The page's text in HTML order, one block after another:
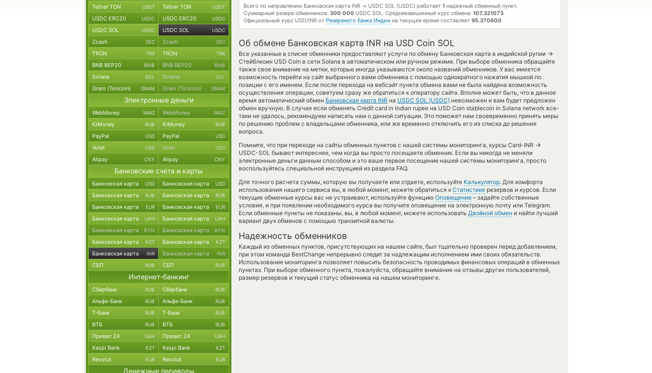
Всего по направлению Банковская карта INR → USDC SOL (USDC) работает 1 надежный обменный пункт.
Суммарный резерв обменников: 300 000 USDC SOL. Средневзвешенный курс обмена: 107.321073
Официальный курс USD/INR от Резервного банка Индии на текущее время составляет 95.370600
Об обмене Банковская карта INR на USD Coin SOL
Все указанные в списке обменники предоставляют услуги по обмену Банковская карта в индийской рупии →
Стейблкоин USD Coin в сети Solana в автоматическом или ручном режиме. При выборе обменника обращайте
также свое внимание на метки, которые иногда указываются около названий обменников. У вас имеется
возможность перейти на сайт выбранного вами обменника с помощью однократного нажатия мышкой по
позиции с его именем. Если после перехода на вебсайт пункта обмена вами не была найдена возможность
осуществления операции, советуем сразу же обратиться к оператору сайта. Вполне может быть, что в данное
время автоматический обмен Банковская карта INR на USDC SOL (USDC) невозможен и вам будет предложен
обмен вручную. В случае если обменять Credit card in Indian rupee на USD Coin stablecoin in Solana network все-
таки не удалось, рекомендуем написать нам о данной ситуации. Это поможет нам своевременно принять меры
по решению проблем с владельцами обменника, или же временно отключить его из списка до решения
вопроса.
Помните, что при переходе на сайты обменных пунктов с нашей системы мониторинга, курсы Card-INR →
USDC-SOL бывают интереснее, чем когда вы просто посещаете обменник. Если вы никогда не меняли
электронные деньги данным способом и это ваше первое посещение нашей системы мониторинга, просто
воспользуйтесь специальной инструкцией из раздела FAQ.
Для точного расчета суммы, которую вы получаете или отдаете, используйте Калькулятор. Для комфорта
использования нашего сервиса вы, в любой момент, можете обратиться к Статистике резервов и курсов. Если
текущие обменные курсы вас не устраивают, используйте функцию Оповещение – задайте собственные
условия, и при появлении необходимого курса вы получите оповещение на электронную почту или Telegram.
Если обменные пункты не показаны, вы, в любой момент, можете использовать Двойной обмен и найти лучший
вариант двух обменов с помощью транзитной валюты.
Надежность обменников
Каждый из обменных пунктов, присутствующих на нашем сайте, был тщательно проверен перед добавлением,
при этом команда BestChange непрерывно следит за надлежащим исполнением ими своих обязательств.
Использование мониторинга позволяет повысить безопасность проводимых финансовых операций в обменных
пунктах. При выборе обменного пункта, пожалуйста, обращайте внимание на отзывы других пользователей,
размер резервов и текущий статус обменника на нашем мониторинге.
Tether TON USDT Tether TON USDT
USDC ERC20 USDC USDC ERC20 USDC
USDC SOL USDC USDC SOL USDC
Zcash ZEC Zcash ZEC
TRON TRX TRON TRX
BNB BEP20 BNB BNB BEP20 BNB
Solana SOL Solana SOL
Gram (Toncoin) GRAM Gram (Toncoin) GRAM
Электронные деньги
WebMoney WMZ WebMoney WMZ
ЮMoney RUB ЮMoney RUB
PayPal USD PayPal USD
Volet USD Volet USD
Alipay CNY Alipay CNY
Банковские счета и карты
Банковская карта USD Банковская карта USD
Банковская карта RUB Банковская карта RUB
Банковская карта EUR Банковская карта EUR
Банковская карта UAH Банковская карта UAH
Банковская карта BYN Банковская карта BYN
Банковская карта KZT Банковская карта KZT
Банковская карта INR Банковская карта INR
СБП RUB СБП RUB
Интернет-банкинг
Сбербанк RUB Сбербанк RUB
Альфа-Банк RUB Альфа-Банк RUB
Т-Банк RUB Т-Банк RUB
ВТБ RUB ВТБ RUB
Приват 24 UAH Приват 24 UAH
Kaspi Bank KZT Kaspi Bank KZT
Revolut EUR Revolut EUR
Денежные переводы